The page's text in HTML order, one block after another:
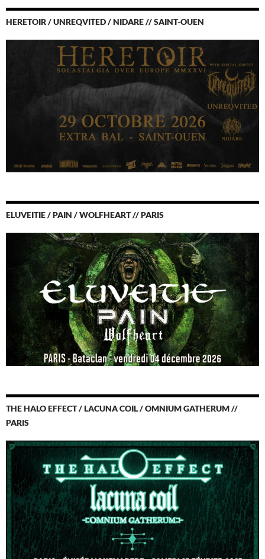
HERETOIR / UNREQVITED / NIDARE // SAINT-OUEN
ELUVEITIE / PAIN / WOLFHEART // PARIS
THE HALO EFFECT / LACUNA COIL / OMNIUM GATHERUM //
PARIS